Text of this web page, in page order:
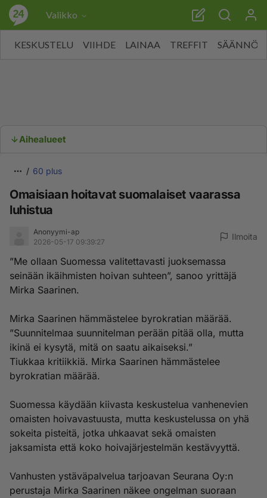
Valikko
KESKUSTELU VIIHDE LAINAA TREFFIT SÄÄNNÖT
Aihealueet
60 plus
Omaisiaan hoitavat suomalaiset vaarassa
luhistua
Anonyymi-ap
2026-05-17 09:39:27
Ilmoita
”Me ollaan Suomessa valitettavasti juoksemassa
seinään ikäihmisten hoivan suhteen”, sanoo yrittäjä
Mirka Saarinen.
Mirka Saarinen hämmästelee byrokratian määrää.
”Suunnitelmaa suunnitelman perään pitää olla, mutta
ikinä ei kysytä, mitä on saatu aikaiseksi.”
Tiukkaa kritiikkiä. Mirka Saarinen hämmästelee
byrokratian määrää.
Suomessa käydään kiivasta keskustelua vanhenevien
omaisten hoivavastuusta, mutta keskustelussa on yhä
sokeita pisteitä, jotka uhkaavat sekä omaisten
jaksamista että koko hoivajärjestelmän kestävyyttä.
Vanhusten ystäväpalvelua tarjoavan Seurana Oy:n
perustaja Mirka Saarinen näkee ongelman suoraan